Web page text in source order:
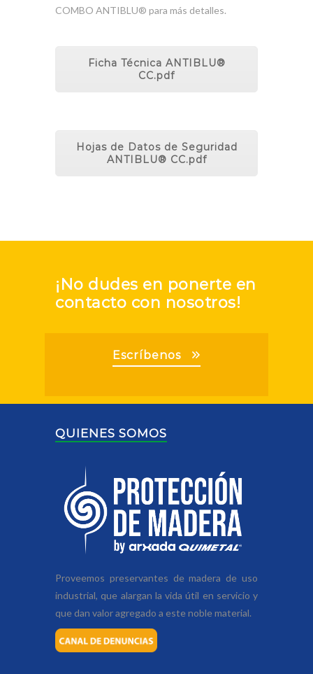
COMBO ANTIBLU® para más detalles.
Ficha Técnica ANTIBLU®
CC.pdf
Hojas de Datos de Seguridad
ANTIBLU® CC.pdf
¡No dudes en ponerte en
contacto con nosotros!
Escríbenos
QUIENES SOMOS
Proveemos preservantes de madera de uso
industrial, que alargan la vida útil en servicio y
que dan valor agregado a este noble material.